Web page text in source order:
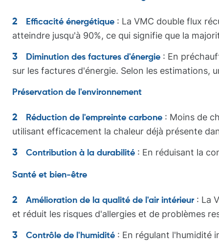
Efficacité énergétique : La VMC double flux
atteindre jusqu'à 90%, ce qui signifie que la
Diminution des factures d'énergie : En
sur les factures d'énergie. Selon les estimations,
Préservation de l'environnement
Réduction de l'empreinte carbone : Moins de
utilisant efficacement la chaleur déjà présente
Contribution à la durabilité : En réduisant la
Santé et bien-être
Amélioration de la qualité de l'air intérieur: La
et réduit les risques d'allergies et de problèmes
Contrôle de l'humidité : En régulant l'humidité